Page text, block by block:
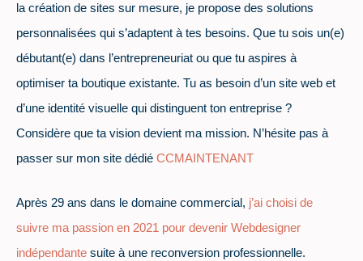
la création de sites sur mesure, je propose des solutions
personnalisées qui s’adaptent à tes besoins. Que tu sois un(e)
débutant(e) dans l’entrepreneuriat ou que tu aspires à
optimiser ta boutique existante. Tu as besoin d’un site web et
d’une identité visuelle qui distinguent ton entreprise ?
Considère que ta vision devient ma mission. N’hésite pas à
passer sur mon site dédié CCMAINTENANT
Après 29 ans dans le domaine commercial, j’ai choisi de
suivre ma passion en 2021 pour devenir Webdesigner
indépendante suite à une reconversion professionnelle.